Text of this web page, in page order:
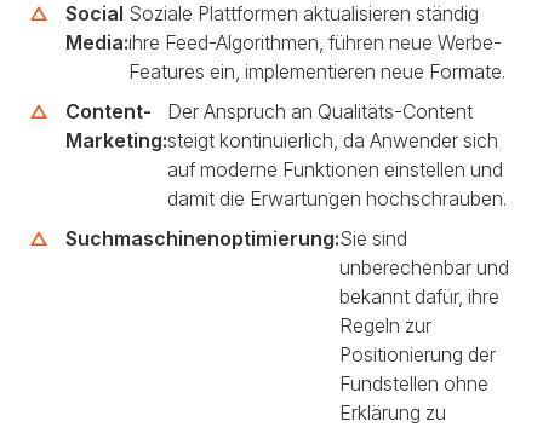
Social
Media:
Soziale Plattformen aktualisieren ständig
ihre Feed-Algorithmen, führen neue Werbe-
Features ein, implementieren neue Formate.
Content-
Marketing:
Der Anspruch an Qualitäts-Content
steigt kontinuierlich, da Anwender sich
auf moderne Funktionen einstellen und
damit die Erwartungen hochschrauben.
Suchmaschinenoptimierung:Sie sind
unberechenbar und
bekannt dafür, ihre
Regeln zur
Positionierung der
Fundstellen ohne
Erklärung zu